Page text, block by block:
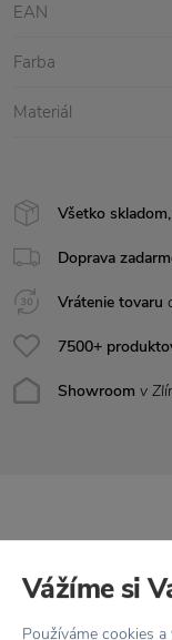
Všetko skladom,
Doprava
Vrátenie tovaru
7500+
Showroom v
EAN
Farba
Materiál
Vážíme si
Používáme cookies